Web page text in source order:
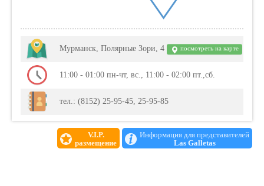
Мурманск, Полярные Зори, 4 посмотреть на карте
11:00 - 01:00 пн-чт, вс., 11:00 - 02:00 пт.,сб.
тел.: (8152) 25-95-45, 25-95-85
V.I.P.
размещение
Информация для представителей
Las Galletas